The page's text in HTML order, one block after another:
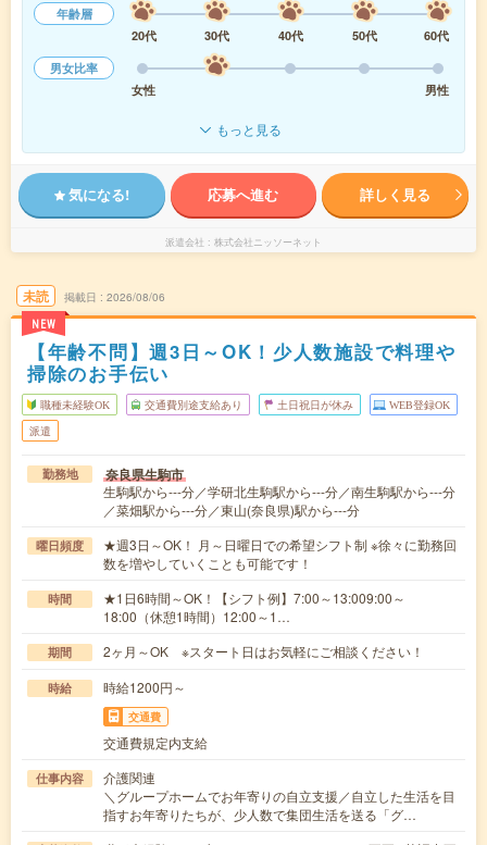
年齢層
20代
30代 40代 50代
60代
男女比率
女性
男性
もっと見る
気になる! 応募へ進む 詳しく見る
派遣会社 株式会社ニッソーネット
未読
NEW
掲載日 2026/08/06
【年齢不問】週3日～OK！少人数施設で料理や
掃除のお手伝い
職種未経験OK 交通費別途支給あり 土日祝日が休み WEB登録OK
派遣
勤務地 奈良県生駒市
生駒駅から---分／学研北生駒駅から---分／南生駒駅から---分
／菜畑駅から---分／東山(奈良県)駅から---分
曜日頻度
★週3日～OK！ 月～日曜日での希望シフト制 ※徐々に勤務回
数を増やしていくことも可能です！
時間
★1日6時間～OK！【シフト例】7:00～13:009:00～
18:00（休憩1時間）12:00～1…
期間 2ヶ月～OK ※スタート日はお気軽にご相談ください！
時給 時給1200円～
交通費
交通費規定内支給
仕事内容
介護関連
＼グループホームでお年寄りの自立支援／自立した生活を目
指すお年寄りたちが、少人数で集団生活を送る「グ…